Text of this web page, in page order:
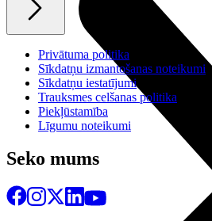
Privātuma politika
Sīkdatņu izmantošanas noteikumi
Sīkdatņu iestatījumi
Trauksmes celšanas politika
Piekļūstamība
Līgumu noteikumi
Seko mums